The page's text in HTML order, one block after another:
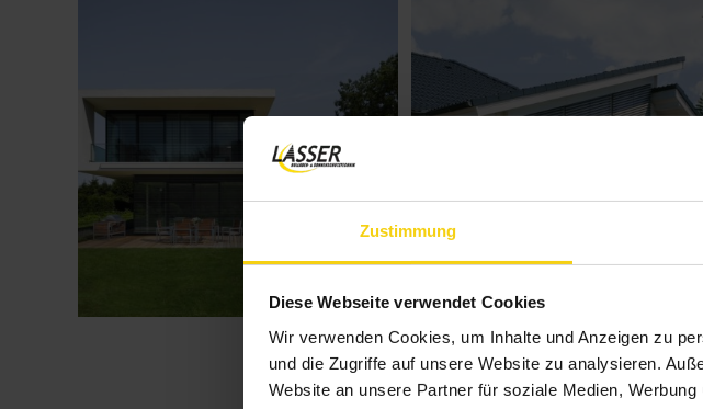
Zustimmung
Diese Webseite verwendet Cookies
Wir verwenden Cookies, um Inhalte und Anzeigen zu
und die Zugriffe auf unsere Website zu analysieren.
Website an unsere Partner für soziale Medien,